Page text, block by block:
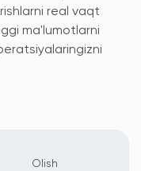
real vaqt
ma'lumotlarni
Olish